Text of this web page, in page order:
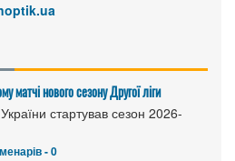
матчі нового сезону Другої ліги
стартував сезон 2026-
- 0